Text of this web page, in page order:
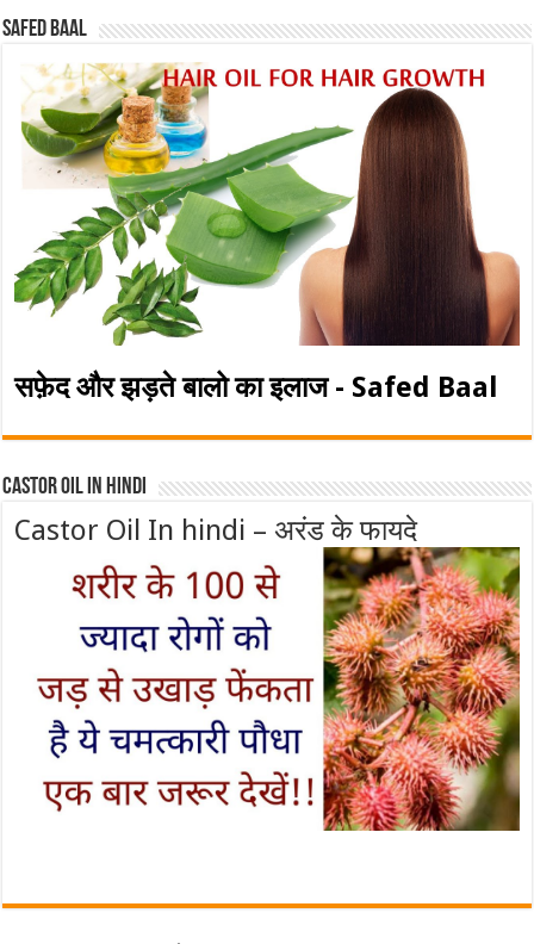
Safed baal
सफ़ेद और झड़ते बालो का इलाज - Safed Baal
Castor Oil In Hindi
Castor Oil In hindi – अरंड के फायदे